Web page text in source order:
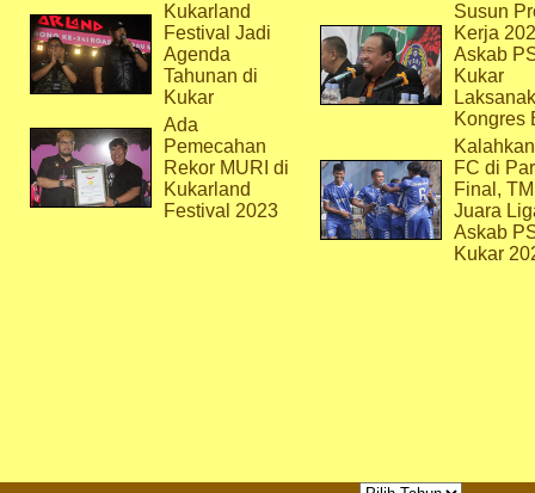
Kukarland
Festival Jadi
Agenda
Tahunan di
Kukar
Ada
Pemecahan
Rekor MURI di
Kukarland
Festival 2023
Susun
Kerja
Askab
Kukar
Kongres
FC di
Final,
Juara
Askab
Kukar